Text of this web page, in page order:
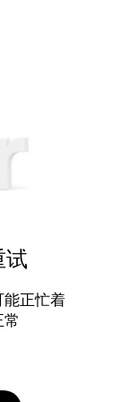
试
能正忙着
常